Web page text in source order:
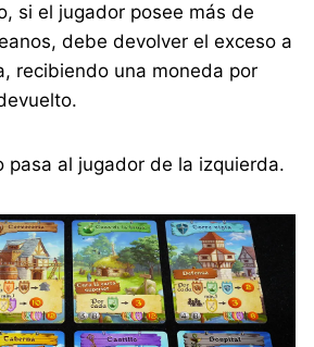
si el jugador posee más de
debe devolver el exceso a
recibiendo una moneda por
pasa al jugador de la izquierda.